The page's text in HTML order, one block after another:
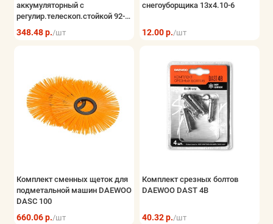
аккумуляторный с
регулир.телескоп.стойкой 92-
110см(ширина уборки
26см,высота уборки 16см,max
348.48 р./шт
снегоуборщика 13х4.10-6
12.00 р./шт
Комплект сменных щеток для
подметальной машин DAEWOO
DASC 100
660.06 р./шт
Комплект срезных болтов
DAEWOO DAST 4B
40.32 р./шт